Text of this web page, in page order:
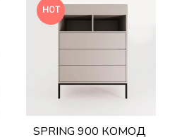
HOT
SPRING 900 КОМОД